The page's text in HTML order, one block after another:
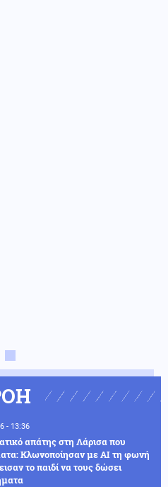
- 13:36
απάτης στη Λάρισα που
Κλωνοποίησαν με AI τη φωνή
το παιδί να τους δώσει